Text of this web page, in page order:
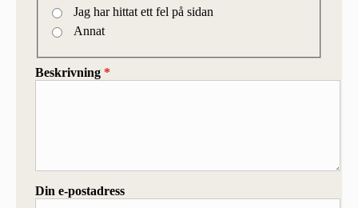
Jag har hittat ett fel på sidan
Annat
Beskrivning *
Din e-postadress